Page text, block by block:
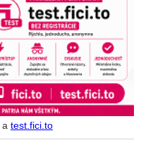
a test.fici.to